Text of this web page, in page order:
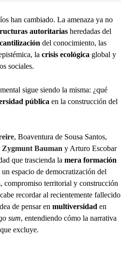
han cambiado. La amenaza ya no
autoritarias heredadas del
del conocimiento, las
la crisis ecológica global y
sociales.
sigue siendo la misma: ¿qué
pública en la construcción del
, Boaventura de Sousa Santos,
Zygmunt Bauman y Arturo Escobar
que trascienda la mera formación
espacio de democratización del
compromiso territorial y construcción
recordar al recientemente fallecido
de pensar en multiversidad en
sum, entendiendo cómo la narrativa
excluye.